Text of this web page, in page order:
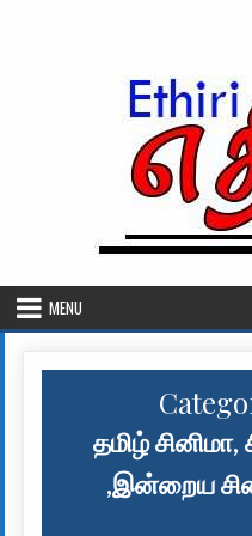
MENU
தமிழ்
,இன்றைய